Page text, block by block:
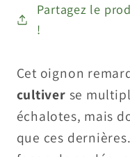
Partagez le
!
Cet oignon
cultiver se
échalotes, mais
que ces